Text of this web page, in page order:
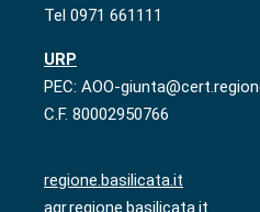
Tel 0971 661111
URP
PEC: AOO-
C.F. 80002950766
regione.basilicata.it
agr.regione.basilicata.it